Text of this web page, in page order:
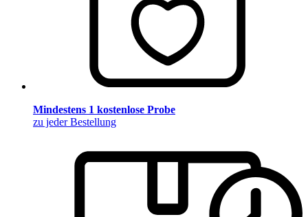
Mindestens 1 kostenlose Probe
zu jeder Bestellung